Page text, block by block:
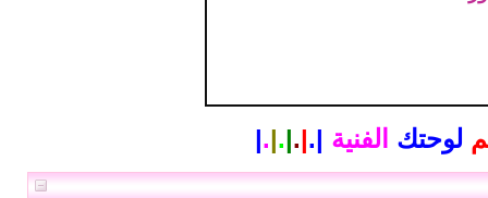
لوحتك الفنية |
.
|
.
|
.
|
.
|